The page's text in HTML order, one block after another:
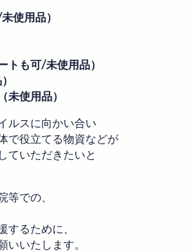
使用品）
トも可/未使用品）
未使用品）
ルスに向かい合い
で役立てる物資などが
ていただきたいと
での、
するために、
いたします。